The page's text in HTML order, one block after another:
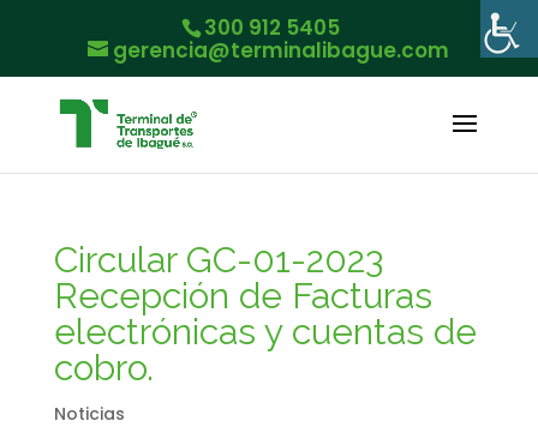
300 912 5405
gerencia@terminalibague.com
Circular GC-01-2023
Recepción de Facturas
electrónicas y cuentas de
cobro.
Noticias